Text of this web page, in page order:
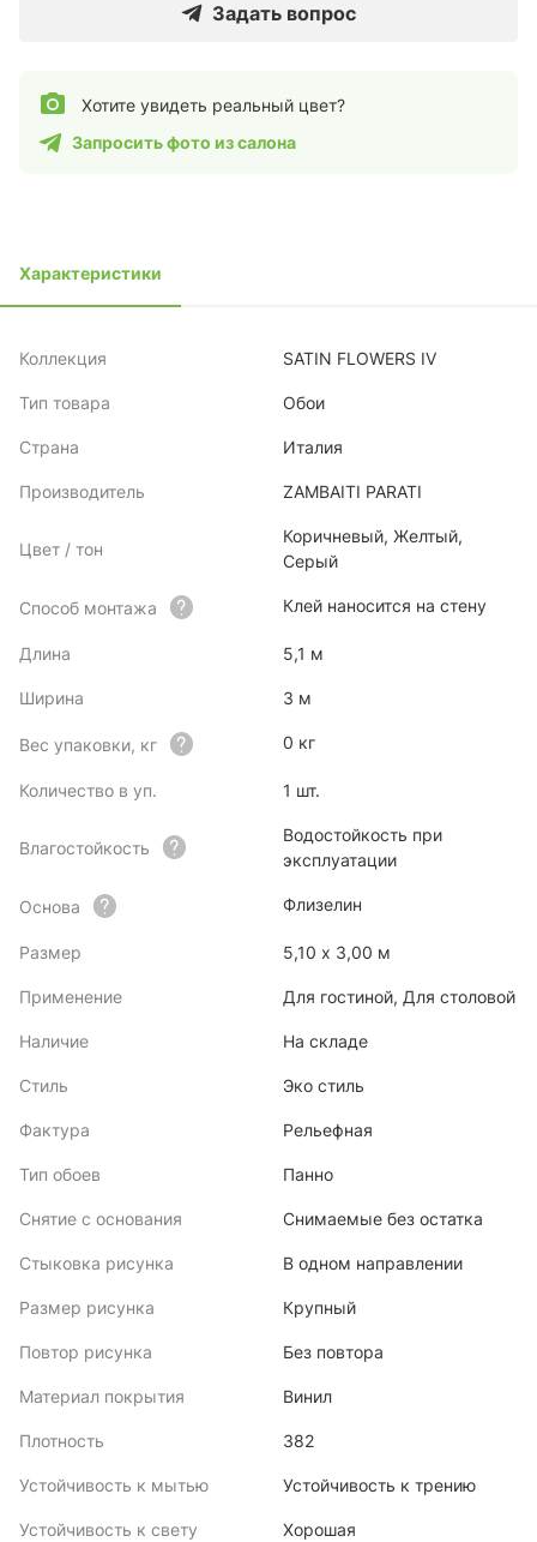
Задать вопрос
Хотите увидеть реальный цвет?
Запросить фото из салона
Характеристики
Коллекция SATIN FLOWERS IV
Тип товара Обои
Страна Италия
Производитель ZAMBAITI PARATI
Цвет / тон
Коричневый, Желтый,
Серый
Способ монтажа Клей наносится на стену
Длина 5,1 м
Ширина 3 м
Вес упаковки, кг 0 кг
Количество в уп. 1 шт.
Влагостойкость
Водостойкость при
эксплуатации
Основа Флизелин
Размер 5,10 x 3,00 м
Применение Для гостиной, Для столовой
Наличие На складе
Стиль Эко стиль
Фактура Рельефная
Тип обоев Панно
Снятие с основания Снимаемые без остатка
Стыковка рисунка В одном направлении
Размер рисунка Крупный
Повтор рисунка Без повтора
Материал покрытия Винил
Плотность 382
Устойчивость к мытью Устойчивость к трению
Устойчивость к свету Хорошая